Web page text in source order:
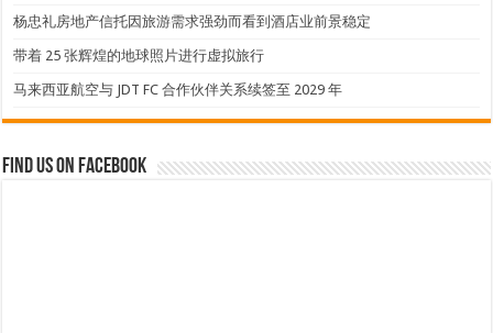
杨忠礼房地产信托因旅游需求强劲而看到酒店业前景稳定
带着 25 张辉煌的地球照片进行虚拟旅行
马来西亚航空与 JDT FC 合作伙伴关系续签至 2029 年
Find us on Facebook